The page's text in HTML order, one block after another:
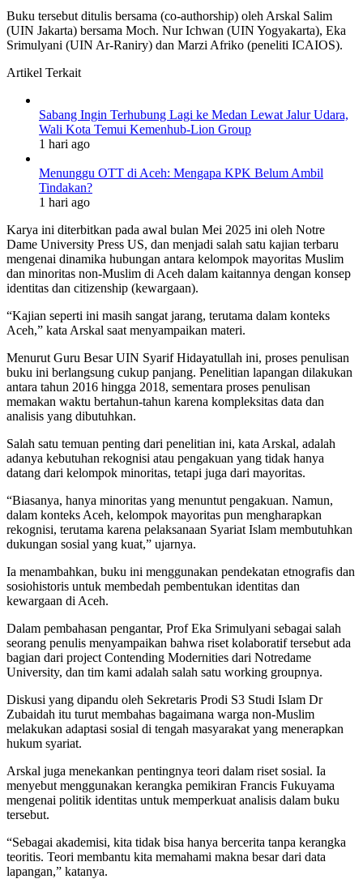
Buku tersebut ditulis bersama (co-authorship) oleh Arskal Salim
(UIN Jakarta) bersama Moch. Nur Ichwan (UIN Yogyakarta), Eka
Srimulyani (UIN Ar-Raniry) dan Marzi Afriko (peneliti ICAIOS).
Artikel Terkait
Sabang Ingin Terhubung Lagi ke Medan Lewat Jalur Udara,
Wali Kota Temui Kemenhub-Lion Group
1 hari ago
Menunggu OTT di Aceh: Mengapa KPK Belum Ambil
Tindakan?
1 hari ago
Karya ini diterbitkan pada awal bulan Mei 2025 ini oleh Notre
Dame University Press US, dan menjadi salah satu kajian terbaru
mengenai dinamika hubungan antara kelompok mayoritas Muslim
dan minoritas non-Muslim di Aceh dalam kaitannya dengan konsep
identitas dan citizenship (kewargaan).
“Kajian seperti ini masih sangat jarang, terutama dalam konteks
Aceh,” kata Arskal saat menyampaikan materi.
Menurut Guru Besar UIN Syarif Hidayatullah ini, proses penulisan
buku ini berlangsung cukup panjang. Penelitian lapangan dilakukan
antara tahun 2016 hingga 2018, sementara proses penulisan
memakan waktu bertahun-tahun karena kompleksitas data dan
analisis yang dibutuhkan.
Salah satu temuan penting dari penelitian ini, kata Arskal, adalah
adanya kebutuhan rekognisi atau pengakuan yang tidak hanya
datang dari kelompok minoritas, tetapi juga dari mayoritas.
“Biasanya, hanya minoritas yang menuntut pengakuan. Namun,
dalam konteks Aceh, kelompok mayoritas pun mengharapkan
rekognisi, terutama karena pelaksanaan Syariat Islam membutuhkan
dukungan sosial yang kuat,” ujarnya.
Ia menambahkan, buku ini menggunakan pendekatan etnografis dan
sosiohistoris untuk membedah pembentukan identitas dan
kewargaan di Aceh.
Dalam pembahasan pengantar, Prof Eka Srimulyani sebagai salah
seorang penulis menyampaikan bahwa riset kolaboratif tersebut ada
bagian dari project Contending Modernities dari Notredame
University, dan tim kami adalah salah satu working groupnya.
Diskusi yang dipandu oleh Sekretaris Prodi S3 Studi Islam Dr
Zubaidah itu turut membahas bagaimana warga non-Muslim
melakukan adaptasi sosial di tengah masyarakat yang menerapkan
hukum syariat.
Arskal juga menekankan pentingnya teori dalam riset sosial. Ia
menyebut menggunakan kerangka pemikiran Francis Fukuyama
mengenai politik identitas untuk memperkuat analisis dalam buku
tersebut.
“Sebagai akademisi, kita tidak bisa hanya bercerita tanpa kerangka
teoritis. Teori membantu kita memahami makna besar dari data
lapangan,” katanya.